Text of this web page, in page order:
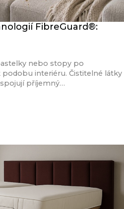
FibreGuard®:
nebo stopy po
interiéru. Čistitelné látky
příjemný…